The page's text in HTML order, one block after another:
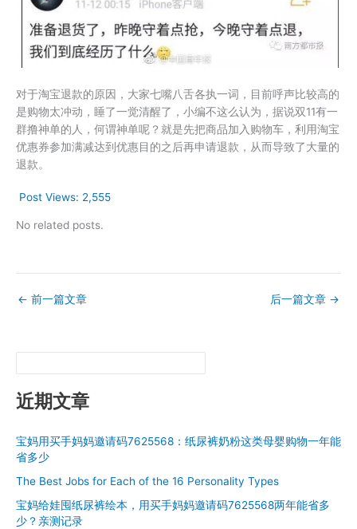
对于淘宝退款的原因，大家七嘴八舌各执一词，目前呼声比较高的
是购物太冲动，睡了一觉清醒了，小编不这么认为，据说双11有一
群撸神单的人，何谓神单呢？就是先把商品加入购物车，利用淘宝
优惠券参加满减达到优惠目的之后再申请退款，从而导致了大量的
退款。
Post Views: 2,555
No related posts.
← 前一篇文章 后一篇文章 →
近期文章
宝妈用买手妈妈邀请码7625568：纸尿裤奶粉这类母婴购物一年能
省多少
The Best Jobs for Each of the 16 Personality Types
宝妈给娃囤纸尿裤绘本，用买手妈妈邀请码7625568两年能省多
少？亲测记录